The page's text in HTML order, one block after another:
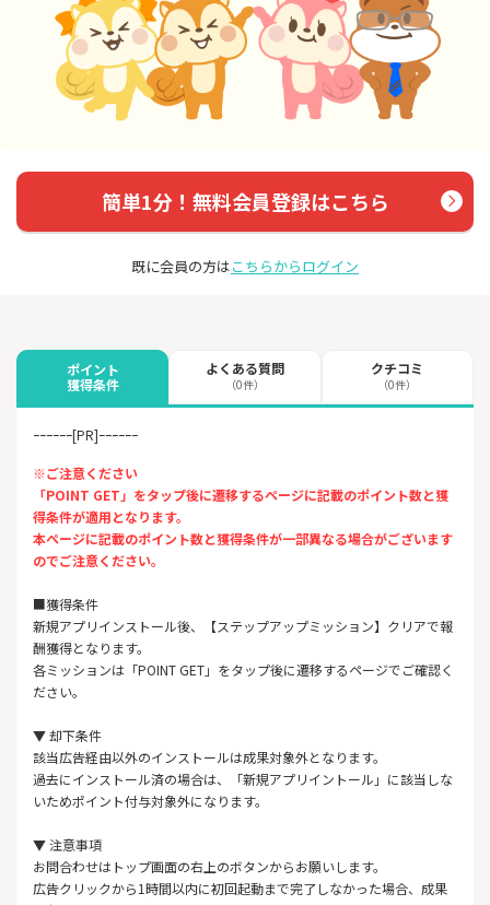
簡単1分！無料会員登録はこちら
既に会員の方はこちらからログイン
ポイント
獲得条件
よくある質問
（0件）
クチコミ
（0件）
ｰｰｰｰｰｰ[PR]ｰｰｰｰｰｰ
※ご注意ください
「POINT GET」をタップ後に遷移するページに記載のポイント数と獲
得条件が適用となります。
本ページに記載のポイント数と獲得条件が一部異なる場合がございます
のでご注意ください。
■獲得条件
新規アプリインストール後、【ステップアップミッション】クリアで報
酬獲得となります。
各ミッションは「POINT GET」をタップ後に遷移するページでご確認く
ださい。
▼ 却下条件
該当広告経由以外のインストールは成果対象外となります。
過去にインストール済の場合は、「新規アプリイントール」に該当しな
いためポイント付与対象外になります。
▼ 注意事項
お問合わせはトップ画面の右上のボタンからお願いします。
広告クリックから1時間以内に初回起動まで完了しなかった場合、成果